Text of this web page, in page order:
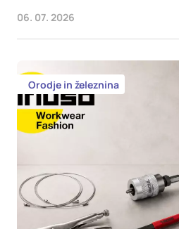
06. 07. 2026
Orodje in železnina